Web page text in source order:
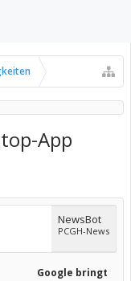
App
NewsBot
PCGH-News
Google bringt